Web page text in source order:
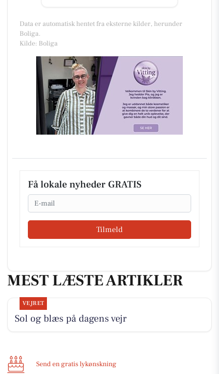
Data er automatisk hentet fra eksterne kilder, herunder
Boliga.
Kilde: Boliga
Få lokale nyheder GRATIS
Email
Tilmeld
MEST LÆSTE ARTIKLER
VEJRET
Sol og blæs på dagens vejr
Send en gratis lykønskning